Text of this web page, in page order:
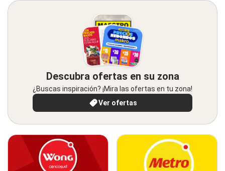
Descubra ofertas en su zona
¿Buscas inspiración? ¡Mira las ofertas en tu zona!
Ver ofertas